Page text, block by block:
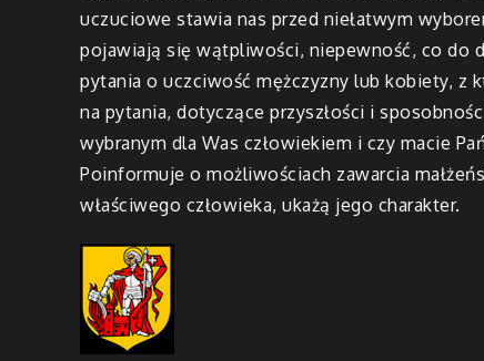
uczuciowe stawia nas przed niełatwym
pojawiają się wątpliwości, niepewność, co do
pytania o uczciwość mężczyzny lub kobiety, z
na pytania, dotyczące przyszłości i
wybranym dla Was człowiekiem i czy macie
Poinformuje o możliwościach zawarcia
właściwego człowieka, ukażą jego charakter.